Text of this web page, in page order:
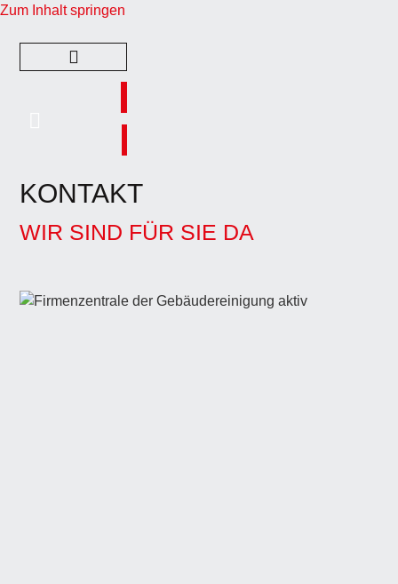
Zum Inhalt springen
KONTAKT
WIR SIND FÜR SIE DA